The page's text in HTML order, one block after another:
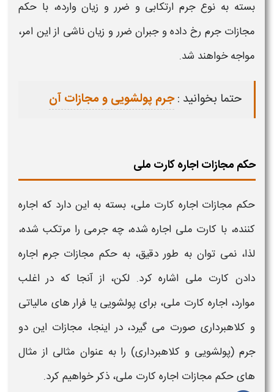
بسته به نوعجرم ارتکابی و ضرر و زیان وارده، با حکم
مجازات جرم رخ داده و جبران ضرر و زیان ناشی از این امر،
مواجه خواهند شد.
حتما بخوانید :جرم پولشویی و مجازات آن
حکم مجازات اجاره کارت ملی
حکم مجازات اجاره کارت ملی، بسته به این دارد که اجاره
کننده، با کارت ملی اجاره شده، چهجرمی را مرتکب شده،
لذا، نمی توان به طور دقیق، به حکم مجازات جرم اجاره
دادن کارت ملی اشاره کرد. لکن، از آنجا که در اغلب
موارد، اجاره کارت ملی، برای پولشویی یا فرار های مالیاتی
و کلاهبرداری صورت می گیرد، در اینجا، مجازات این دو
جرم (پولشویی و کلاهبرداری) را به عنوان مثالی از مثال
هایحکم مجازات اجاره کارت ملی، ذکر خواهیم کرد.